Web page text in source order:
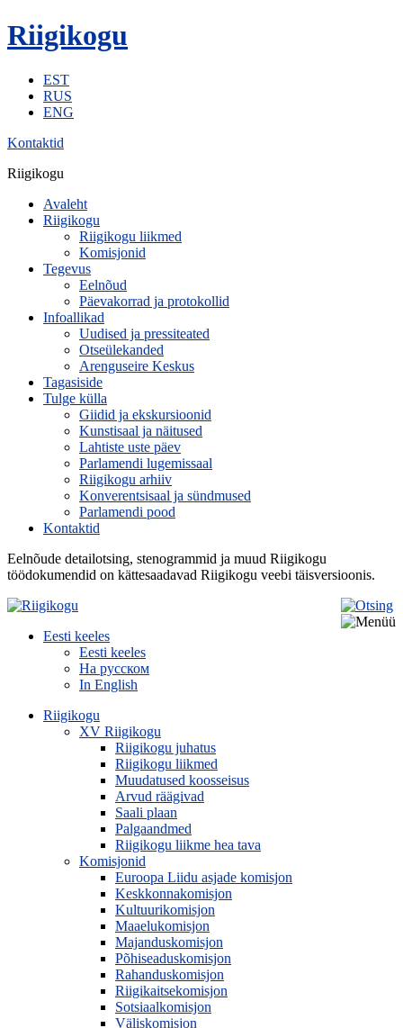
Riigikogu
EST
RUS
ENG
Kontaktid
Riigikogu
Avaleht
Riigikogu
Riigikogu liikmed
Komisjonid
Tegevus
Eelnõud
Päevakorrad ja protokollid
Infoallikad
Uudised ja pressiteated
Otseülekanded
Arenguseire Keskus
Tagasiside
Tulge külla
Giidid ja ekskursioonid
Kunstisaal ja näitused
Lahtiste uste päev
Parlamendi lugemissaal
Riigikogu arhiiv
Konverentsisaal ja sündmused
Parlamendi pood
Kontaktid
Eelnõude detailotsing, stenogrammid ja muud Riigikogu
töödokumendid on kättesaadavad Riigikogu veebi täisversioonis.
Eesti keeles
Eesti keeles
На русском
In English
Riigikogu
XV Riigikogu
Riigikogu juhatus
Riigikogu liikmed
Muudatused koosseisus
Arvud räägivad
Saali plaan
Palgaandmed
Riigikogu liikme hea tava
Komisjonid
Euroopa Liidu asjade komisjon
Keskkonnakomisjon
Kultuurikomisjon
Maaelukomisjon
Majanduskomisjon
Põhiseaduskomisjon
Rahanduskomisjon
Riigikaitsekomisjon
Sotsiaalkomisjon
Väliskomisjon